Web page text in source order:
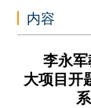
内容
李永
大项目开